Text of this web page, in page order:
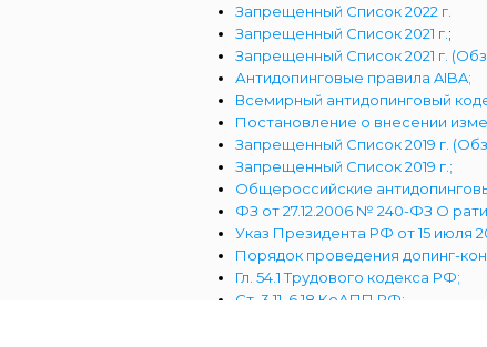
Запрещенный Список 2022 г.
Запрещенный Список 2021 г. ;
Запрещенный Список 2021 г.
Антидопинговые правила AIBA;
Всемирный антидопинговый
Постановление о внесении
Запрещенный Список 2019 г.
Запрещенный Список 2019 г.;
Общероссийские
ФЗ от 27.12.2006 № 240-ФЗ О
Указ Президента РФ от 15 июля
Порядок проведения допинг-
Гл. 54.1 Трудового кодекса РФ;
Ст. 3.11, 6.18 КоАПП РФ;